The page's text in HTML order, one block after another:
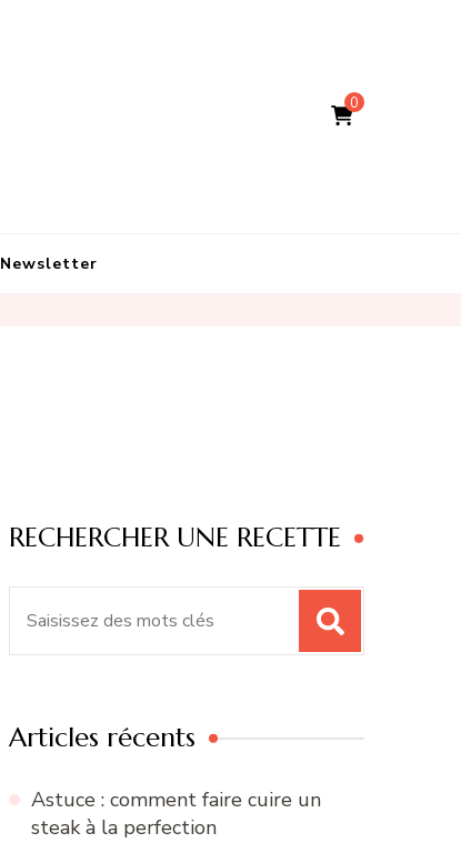
0
Newsletter
RECHERCHER UNE RECETTE
Articles récents
Astuce : comment faire cuire un
steak à la perfection